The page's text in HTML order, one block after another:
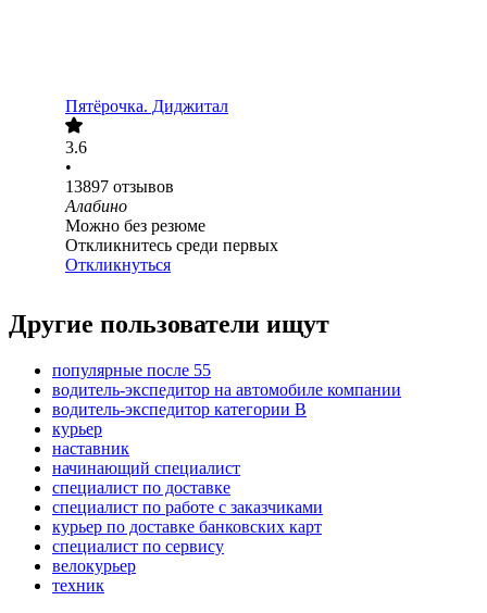
Пятёрочка. Диджитал
3.6
•
13897 отзывов
Алабино
Можно без резюме
Откликнитесь среди первых
Откликнуться
Другие пользователи ищут
популярные после 55
водитель-экспедитор на автомобиле компании
водитель-экспедитор категории B
курьер
наставник
начинающий специалист
специалист по доставке
специалист по работе с заказчиками
курьер по доставке банковских карт
специалист по сервису
велокурьер
техник